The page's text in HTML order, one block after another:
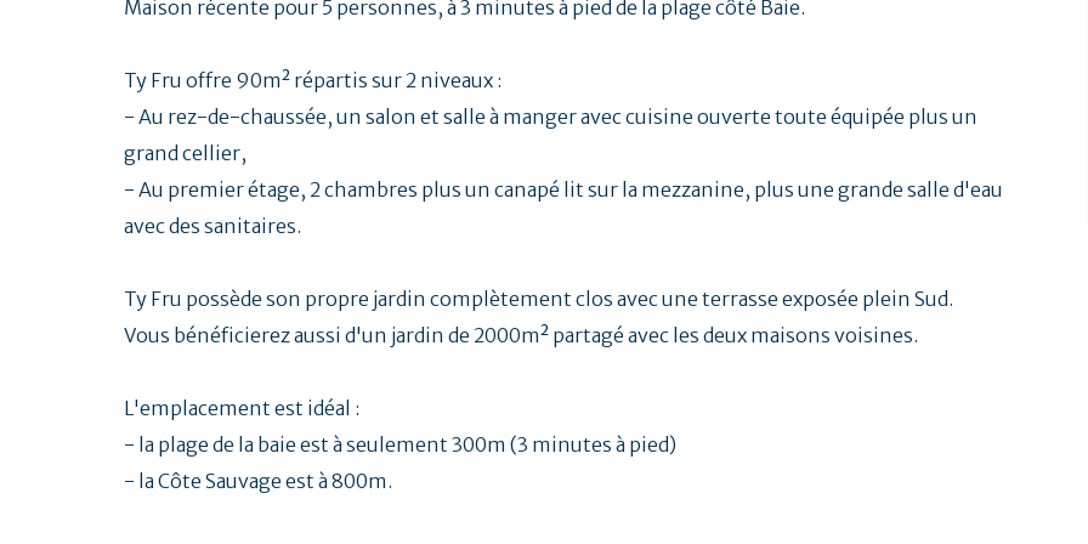
Maison récente pour 5 personnes, à 3 minutes à pied de la plage côté Baie.
Ty Fru offre 90m² répartis sur 2 niveaux :
- Au rez-de-chaussée, un salon et salle à manger avec cuisine ouverte toute équipée plus un
grand cellier,
- Au premier étage, 2 chambres plus un canapé lit sur la mezzanine, plus une grande salle d'eau
avec des sanitaires.
Ty Fru possède son propre jardin complètement clos avec une terrasse exposée plein Sud.
Vous bénéficierez aussi d'un jardin de 2000m² partagé avec les deux maisons voisines.
L'emplacement est idéal :
- la plage de la baie est à seulement 300m (3 minutes à pied)
- la Côte Sauvage est à 800m.